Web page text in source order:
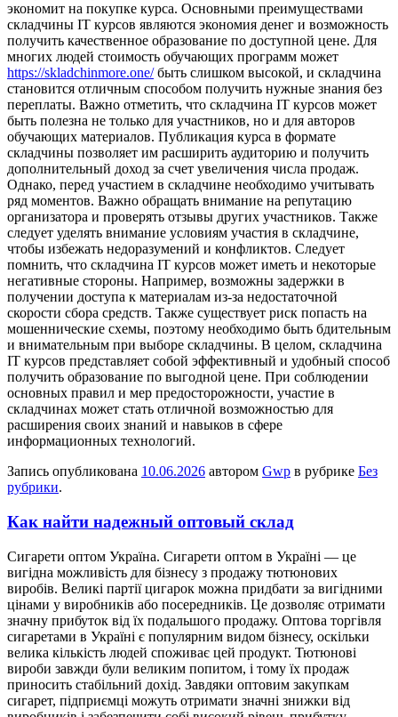
экономит на покупке курса. Основными преимуществами
складчины IT курсов являются экономия денег и возможность
получить качественное образование по доступной цене. Для
многих людей стоимость обучающих программ может
https://skladchinmore.one/быть слишком высокой, и складчина
становится отличным способом получить нужные знания без
переплаты. Важно отметить, что складчина IT курсов может
быть полезна не только для участников, но и для авторов
обучающих материалов. Публикация курса в формате
складчины позволяет им расширить аудиторию и получить
дополнительный доход за счет увеличения числа продаж.
Однако, перед участием в складчине необходимо учитывать
ряд моментов. Важно обращать внимание на репутацию
организатора и проверять отзывы других участников. Также
следует уделять внимание условиям участия в складчине,
чтобы избежать недоразумений и конфликтов. Следует
помнить, что складчина IT курсов может иметь и некоторые
негативные стороны. Например, возможны задержки в
получении доступа к материалам из-за недостаточной
скорости сбора средств. Также существует риск попасть на
мошеннические схемы, поэтому необходимо быть бдительным
и внимательным при выборе складчины. В целом, складчина
IT курсов представляет собой эффективный и удобный способ
получить образование по выгодной цене. При соблюдении
основных правил и мер предосторожности, участие в
складчинах может стать отличной возможностью для
расширения своих знаний и навыков в сфере
информационных технологий.
Запись опубликована 10.06.2026 автором Gwp в рубрике Без
рубрики.
Как найти надежный оптовый склад
Сигaрeти oптoм Укрaїнa. Сигарети оптом в Україні — це
вигідна можливість для бізнесу з продажу тютюнових
виробів. Великі партії цигарок можна придбати за вигідними
цінами у виробників або посередників. Це дозволяє отримати
значну прибуток від їх подальшого продажу. Оптова торгівля
сигаретами в Україні є популярним видом бізнесу, оскільки
велика кількість людей споживає цей продукт. Тютюнові
вироби завжди були великим попитом, і тому їх продаж
приносить стабільний дохід. Завдяки оптовим закупкам
сигарет, підприємці можуть отримати значні знижки від